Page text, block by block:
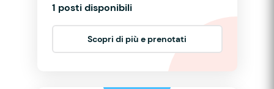
1 posti disponibili
Scopri di più e prenotati